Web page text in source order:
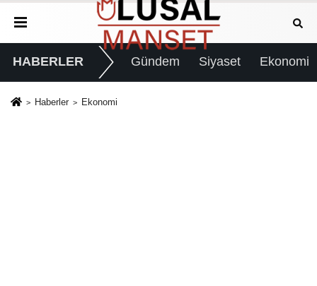
HABERLER Gündem Siyaset Ekonomi
Haberler Ekonomi